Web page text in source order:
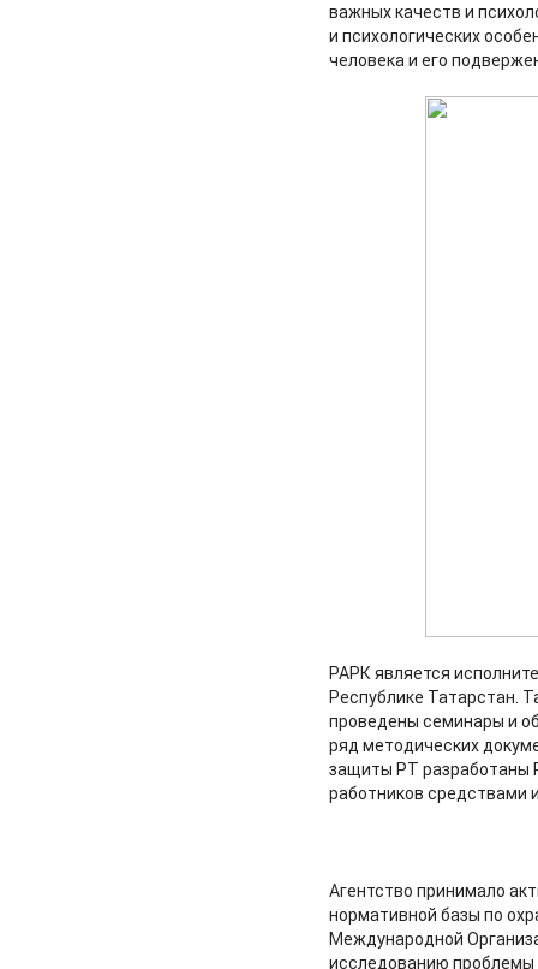
важных качеств и
и психологических
человека и его
РАРК является
Республике Татарстан.
проведены семинары и
ряд методических
защиты РТ разработаны
работников средствами
Агентство принимало
нормативной базы по
Международной
исследованию проблемы